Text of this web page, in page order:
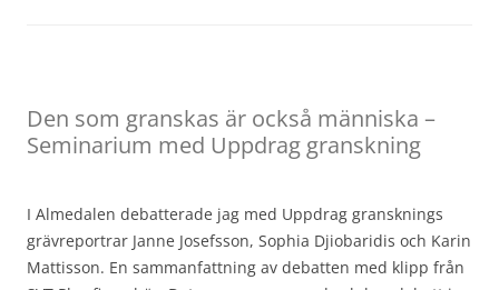
Den som granskas är också människa –
Seminarium med Uppdrag granskning
I Almedalen debatterade jag med Uppdrag gransknings
grävreportrar Janne Josefsson, Sophia Djiobaridis och Karin
Mattisson. En sammanfattning av debatten med klipp från